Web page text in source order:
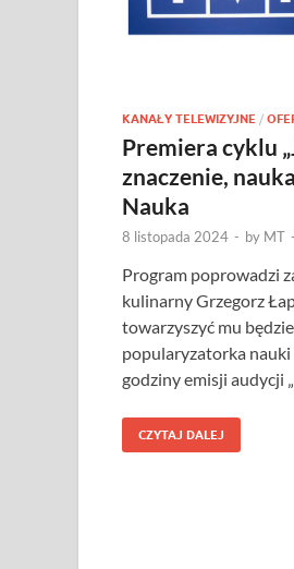
KANAŁY TELEWIZYJNE /
Premiera cyklu
znaczenie,
Nauka
8 listopada 2024 - by MT -
Program poprowadzi
kulinarny Grzegorz
towarzyszyć mu
popularyzatorka
godziny emisji audycji
CZYTAJ DALEJ